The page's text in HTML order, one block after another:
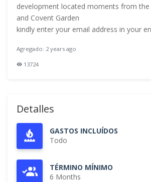
development located moments from the
and Covent Garden
kindly enter your email address in your
Agregado: 2 years ago
13724
Detalles
GASTOS INCLUÍDOS
Todo
TÉRMINO MÍNIMO
6 Months